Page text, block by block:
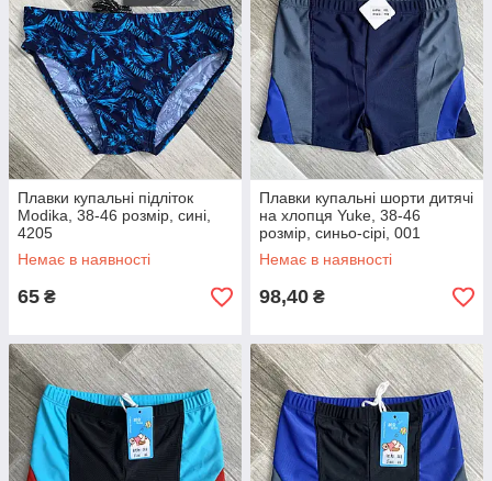
Плавки купальні підліток
Modika, 38-46 розмір, сині,
4205
Немає в наявності
65 ₴
Плавки купальні шорти дитячі
на хлопця Yuke, 38-46
розмір, синьо-сірі, 001
Немає в наявності
98,40 ₴